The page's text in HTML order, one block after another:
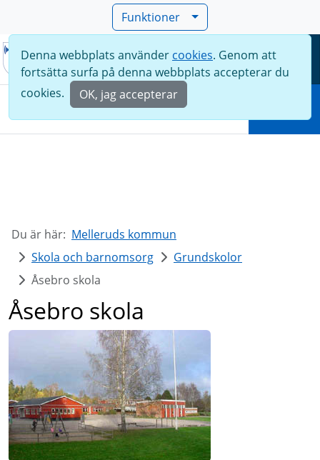
Funktioner
Meny
Denna webbplats använder cookies. Genom att
fortsätta surfa på denna webbplats accepterar du
cookies.
OK, jag accepterar
Du är här: Melleruds kommun
Skola och barnomsorg
Grundskolor
Åsebro skola
Åsebro skola